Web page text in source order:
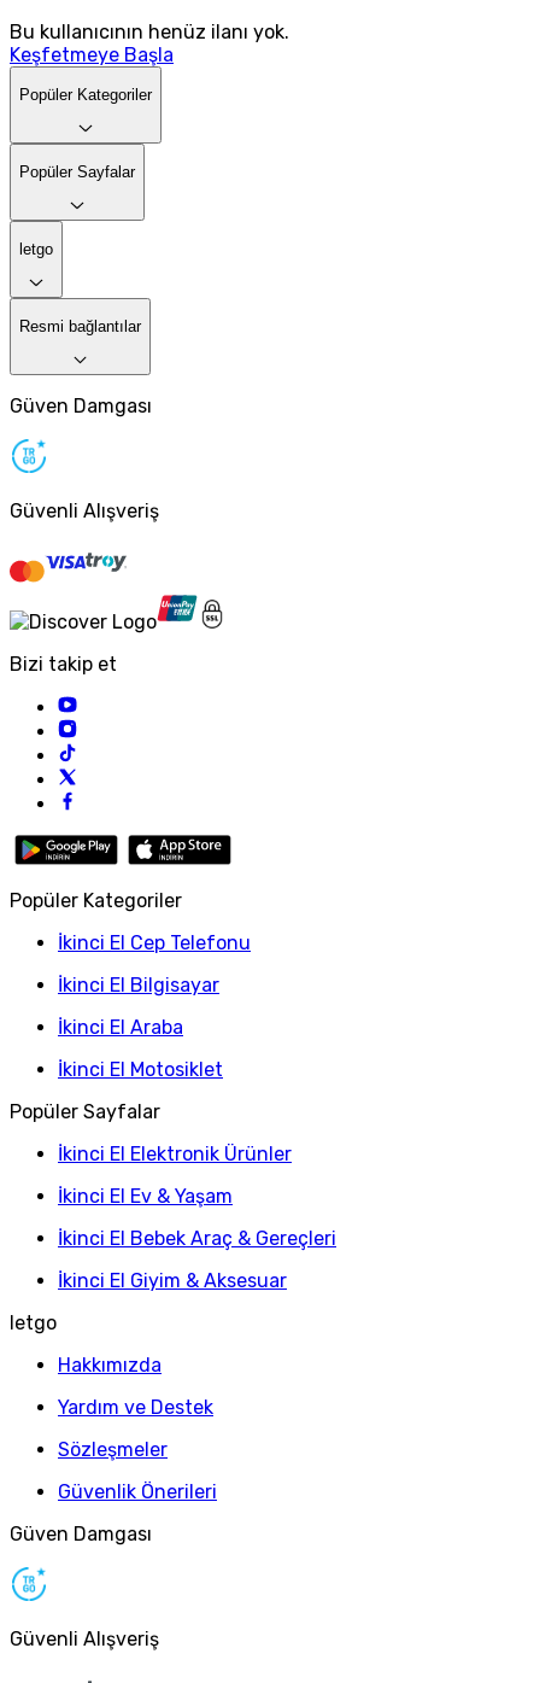
Bu kullanıcının henüz ilanı yok.
Keşfetmeye Başla
Popüler Kategoriler
Popüler Sayfalar
letgo
Resmi bağlantılar
Güven Damgası
Güvenli Alışveriş
Bizi takip et
Popüler Kategoriler
İkinci El Cep Telefonu
İkinci El Bilgisayar
İkinci El Araba
İkinci El Motosiklet
Popüler Sayfalar
İkinci El Elektronik Ürünler
İkinci El Ev & Yaşam
İkinci El Bebek Araç & Gereçleri
İkinci El Giyim & Aksesuar
letgo
Hakkımızda
Yardım ve Destek
Sözleşmeler
Güvenlik Önerileri
Güven Damgası
Güvenli Alışveriş